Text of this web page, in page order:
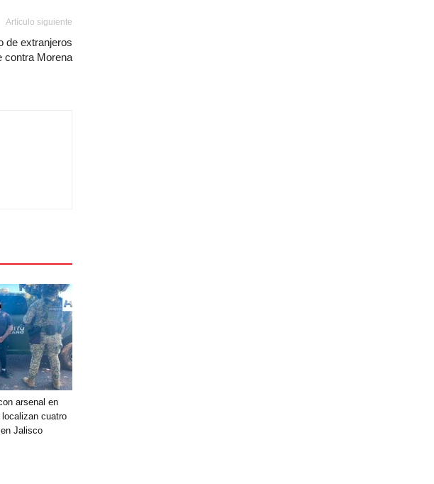
Artículo siguiente
de extranjeros
contra Morena
arsenal en
cuatro
Jalisco